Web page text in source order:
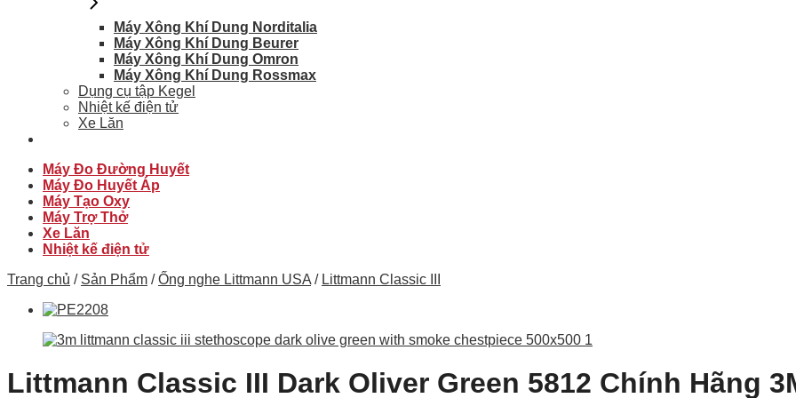
Máy Xông Khí Dung Norditalia
Máy Xông Khí Dung Beurer
Máy Xông Khí Dung Omron
Máy Xông Khí Dung Rossmax
Dụng cụ tập Kegel
Nhiệt kế điện tử
Xe Lăn
Máy Đo Đường Huyết
Máy Đo Huyết Áp
Máy Tạo Oxy
Máy Trợ Thở
Xe Lăn
Nhiệt kế điện tử
Trang chủ / Sản Phẩm / Ống nghe Littmann USA / Littmann Classic III
Littmann Classic III Dark Oliver Green 5812 Chính Hãng